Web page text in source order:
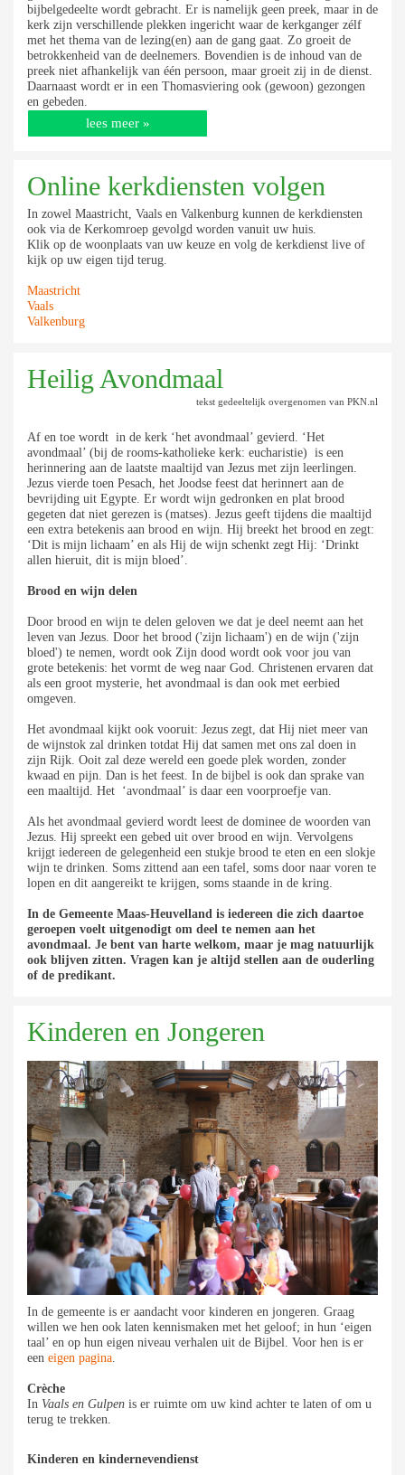
bijbelgedeelte wordt gebracht. Er is namelijk geen preek, maar in de
kerk zijn verschillende plekken ingericht waar de kerkganger zélf
met het thema van de lezing(en) aan de gang gaat. Zo groeit de
betrokkenheid van de deelnemers. Bovendien is de inhoud van de
preek niet afhankelijk van één persoon, maar groeit zij in de dienst.
Daarnaast wordt er in een Thomasviering ook (gewoon) gezongen
en gebeden.
lees meer »
Online kerkdiensten volgen
In zowel Maastricht, Vaals en Valkenburg kunnen de kerkdiensten
ook via de Kerkomroep gevolgd worden vanuit uw huis.
Klik op de woonplaats van uw keuze en volg de kerkdienst live of
kijk op uw eigen tijd terug.
Maastricht
Vaals
Valkenburg
Heilig Avondmaal
tekst gedeeltelijk overgenomen van PKN.nl
Af en toe wordt in de kerk ‘het avondmaal’ gevierd. ‘Het
avondmaal’ (bij de rooms-katholieke kerk: eucharistie) is een
herinnering aan de laatste maaltijd van Jezus met zijn leerlingen.
Jezus vierde toen Pesach, het Joodse feest dat herinnert aan de
bevrijding uit Egypte. Er wordt wijn gedronken en plat brood
gegeten dat niet gerezen is (matses). Jezus geeft tijdens die maaltijd
een extra betekenis aan brood en wijn. Hij breekt het brood en zegt:
‘Dit is mijn lichaam’ en als Hij de wijn schenkt zegt Hij: ‘Drinkt
allen hieruit, dit is mijn bloed’.
Brood en wijn delen
Door brood en wijn te delen geloven we dat je deel neemt aan het
leven van Jezus. Door het brood ('zijn lichaam') en de wijn ('zijn
bloed') te nemen, wordt ook Zijn dood wordt ook voor jou van
grote betekenis: het vormt de weg naar God. Christenen ervaren dat
als een groot mysterie, het avondmaal is dan ook met eerbied
omgeven.
Het avondmaal kijkt ook vooruit: Jezus zegt, dat Hij niet meer van
de wijnstok zal drinken totdat Hij dat samen met ons zal doen in
zijn Rijk. Ooit zal deze wereld een goede plek worden, zonder
kwaad en pijn. Dan is het feest. In de bijbel is ook dan sprake van
een maaltijd. Het ‘avondmaal’ is daar een voorproefje van.
Als het avondmaal gevierd wordt leest de dominee de woorden van
Jezus. Hij spreekt een gebed uit over brood en wijn. Vervolgens
krijgt iedereen de gelegenheid een stukje brood te eten en een slokje
wijn te drinken. Soms zittend aan een tafel, soms door naar voren te
lopen en dit aangereikt te krijgen, soms staande in de kring.
In de Gemeente Maas-Heuvelland is iedereen die zich daartoe
geroepen voelt uitgenodigt om deel te nemen aan het
avondmaal. Je bent van harte welkom, maar je mag natuurlijk
ook blijven zitten. Vragen kan je altijd stellen aan de ouderling
of de predikant.
Kinderen en Jongeren
In de gemeente is er aandacht voor kinderen en jongeren. Graag
willen we hen ook laten kennismaken met het geloof; in hun ‘eigen
taal’ en op hun eigen niveau verhalen uit de Bijbel. Voor hen is er
een eigen pagina
Crèche
In Vaals en Gulpen is er ruimte om uw kind achter te laten of om u
terug te trekken.
Kinderen en kindernevendienst